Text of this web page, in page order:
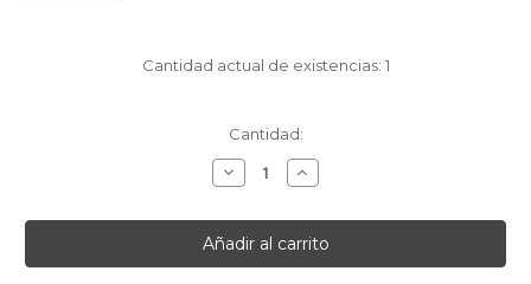
Cantidad actual de existencias: 1
Cantidad:
Disminuir
la
de
[English]TWIST
DRILL
HSS
Aumentar
la
de
[English]TWIST
DRILL
HSS